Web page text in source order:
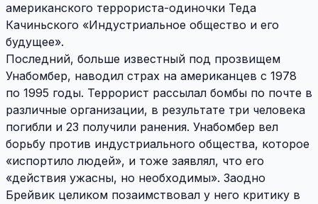
американского террориста-одиночки Теда
Качиньского «Индустриальное общество и его
будущее».
Последний, больше известный под прозвищем
Унабомбер, наводил страх на американцев с 1978
по 1995 годы. Террорист рассылал бомбы по почте в
различные организации, в результате три человека
погибли и 23 получили ранения. Унабомбер вел
борьбу против индустриального общества, которое
«испортило людей», и тоже заявлял, что его
«действия ужасны, но необходимы». Заодно
Брейвик целиком позаимствовал у него критику в